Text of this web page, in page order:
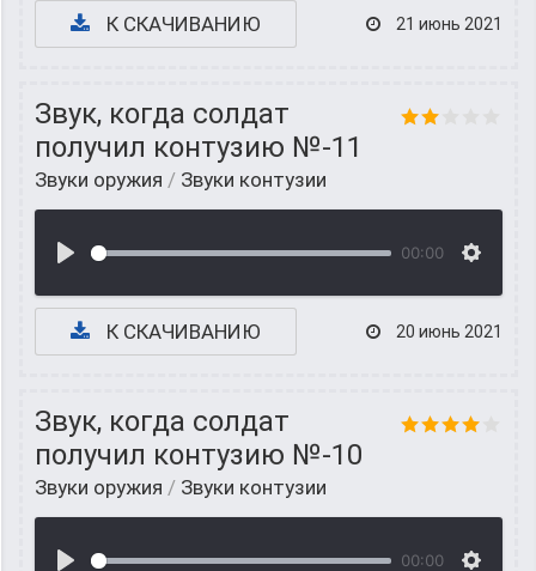
К СКАЧИВАНИЮ 21 июнь 2021
Звук, когда солдат
получил контузию №-11
Звуки оружия / Звуки контузии
00:00
К СКАЧИВАНИЮ 20 июнь 2021
Звук, когда солдат
получил контузию №-10
Звуки оружия / Звуки контузии
00:00